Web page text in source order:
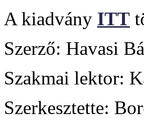
A kiadvány ITT
Szerző: Havasi
Szakmai lektor:
Szerkesztette: